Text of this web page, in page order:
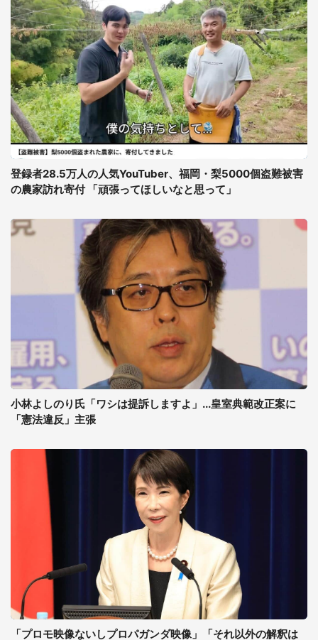
登録者28.5万人の人気YouTuber、福岡・梨5000個盗難被害
の農家訪れ寄付 「頑張ってほしいなと思って」
小林よしのり氏「ワシは提訴しますよ」...皇室典範改正案に
「憲法違反」主張
「プロモ映像ないしプロパガンダ映像」「それ以外の解釈は